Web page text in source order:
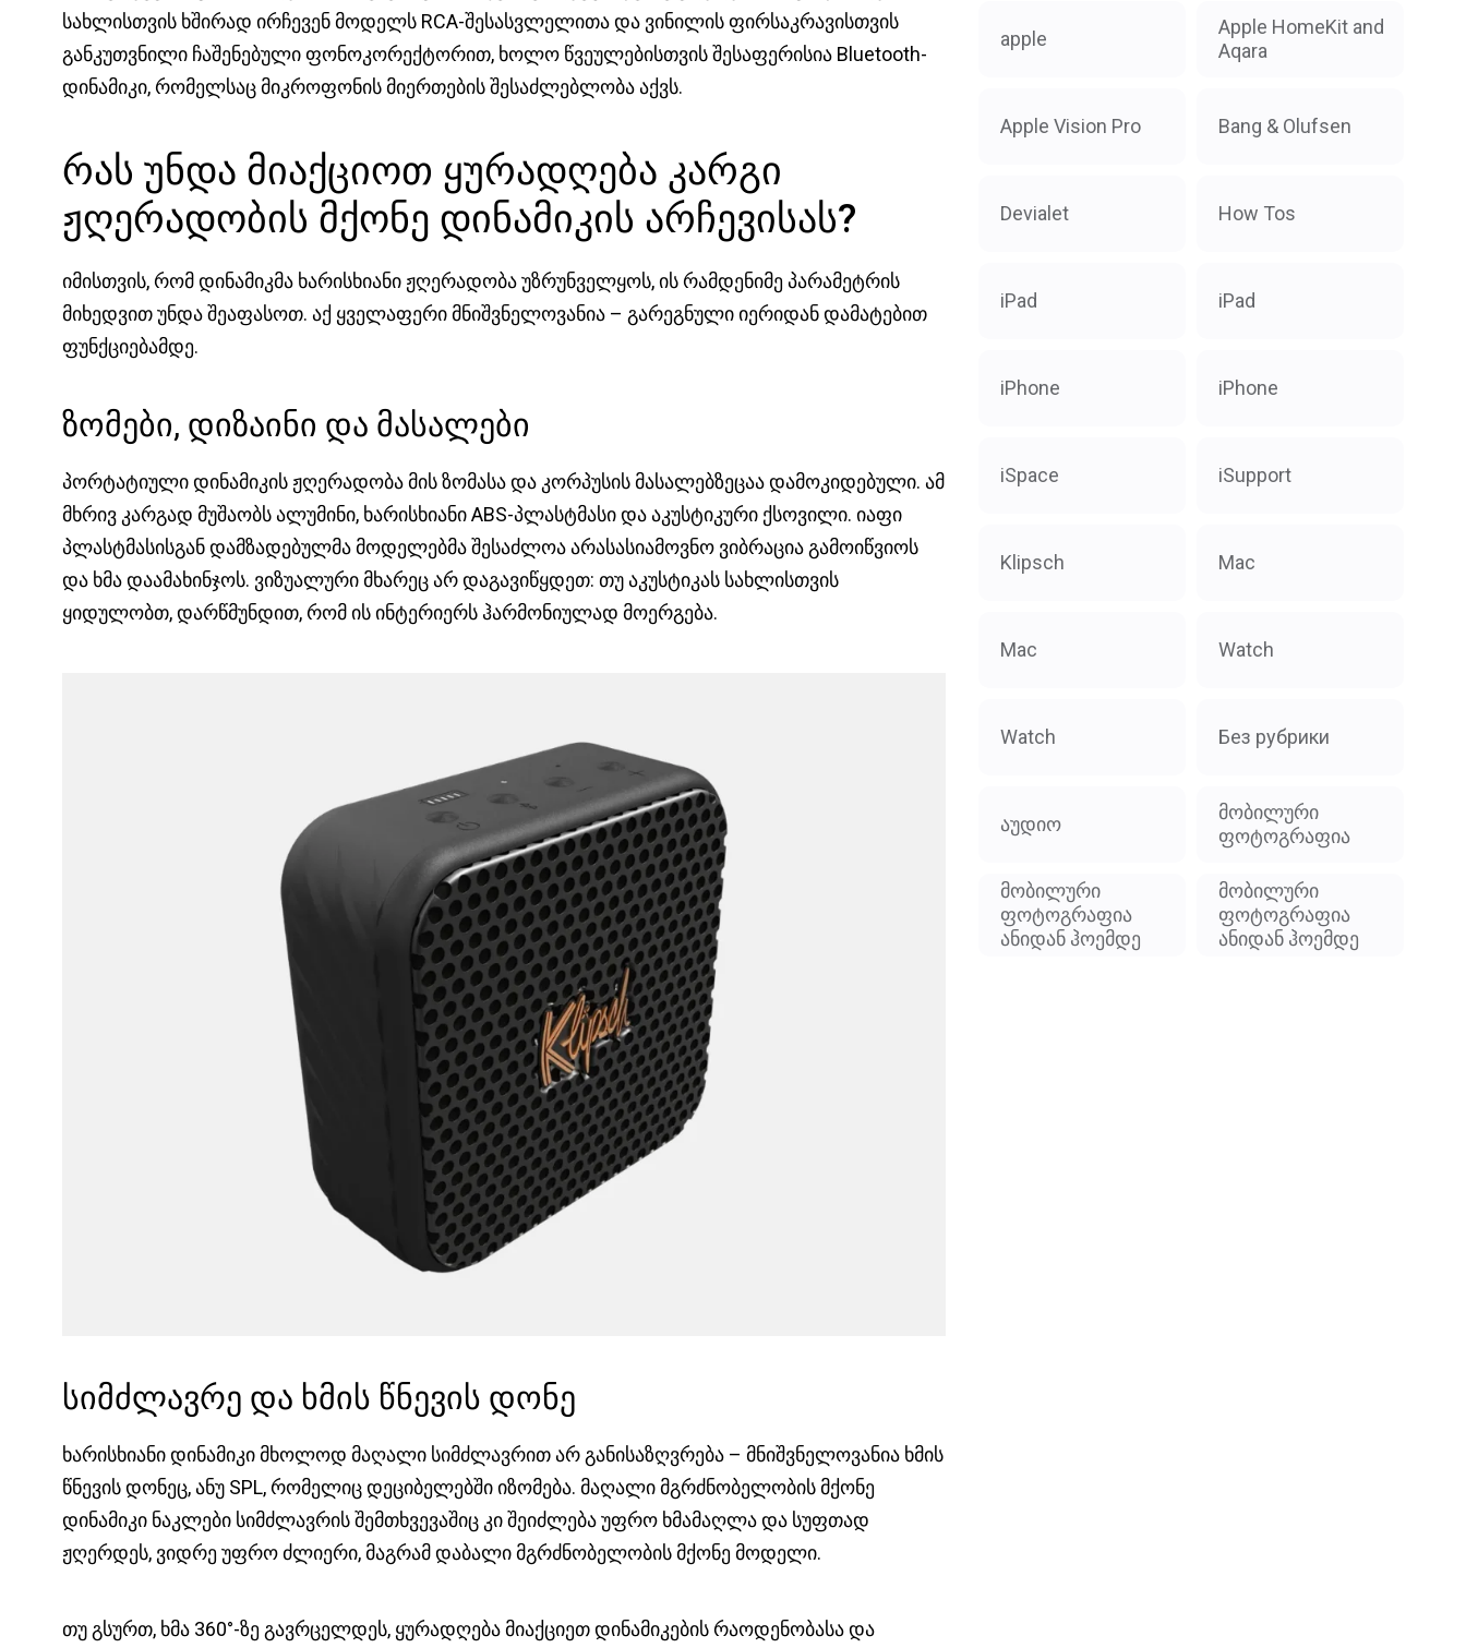
სახლისთვის ხშირად ირჩევენ მოდელს RCA-შესასვლელითა და ვინილის ფირსაკრავისთვის
განკუთვნილი ჩაშენებული ფონოკორექტორით, ხოლო წვეულებისთვის შესაფერისია Bluetooth-
დინამიკი, რომელსაც მიკროფონის მიერთების შესაძლებლობა აქვს.
რას უნდა მიაქციოთ ყურადღება კარგი
ჟღერადობის მქონე დინამიკის არჩევისას?
იმისთვის, რომ დინამიკმა ხარისხიანი ჟღერადობა უზრუნველყოს, ის რამდენიმე პარამეტრის
მიხედვით უნდა შეაფასოთ. აქ ყველაფერი მნიშვნელოვანია – გარეგნული იერიდან დამატებით
ფუნქციებამდე.
ზომები, დიზაინი და მასალები
პორტატიული დინამიკის ჟღერადობა მის ზომასა და კორპუსის მასალებზეცაა დამოკიდებული. ამ
მხრივ კარგად მუშაობს ალუმინი, ხარისხიანი ABS-პლასტმასი და აკუსტიკური ქსოვილი. იაფი
პლასტმასისგან დამზადებულმა მოდელებმა შესაძლოა არასასიამოვნო ვიბრაცია გამოიწვიოს
და ხმა დაამახინჯოს. ვიზუალური მხარეც არ დაგავიწყდეთ: თუ აკუსტიკას სახლისთვის
ყიდულობთ, დარწმუნდით, რომ ის ინტერიერს ჰარმონიულად მოერგება.
სიმძლავრე და ხმის წნევის დონე
ხარისხიანი დინამიკი მხოლოდ მაღალი სიმძლავრით არ განისაზღვრება – მნიშვნელოვანია ხმის
წნევის დონეც, ანუ SPL, რომელიც დეციბელებში იზომება. მაღალი მგრძნობელობის მქონე
დინამიკი ნაკლები სიმძლავრის შემთხვევაშიც კი შეიძლება უფრო ხმამაღლა და სუფთად
ჟღერდეს, ვიდრე უფრო ძლიერი, მაგრამ დაბალი მგრძნობელობის მქონე მოდელი.
თუ გსურთ, ხმა 360°-ზე გავრცელდეს, ყურადღება მიაქციეთ დინამიკების რაოდენობასა და
apple
Apple HomeKit and
Aqara
Apple Vision Pro Bang & Olufsen
Devialet How Tos
iPad iPad
iPhone iPhone
iSpace iSupport
Klipsch Mac
Mac Watch
Watch Без рубрики
აუდიო
მობილური
ფოტოგრაფია
მობილური
ფოტოგრაფია
ანიდან ჰოემდე
მობილური
ფოტოგრაფია
ანიდან ჰოემდე